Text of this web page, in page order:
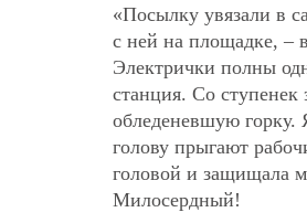
«Посылку увязали в
с ней на площадке, –
Электрички полны
станция. Со ступенек
обледеневшую горку.
голову прыгают
головой и защищала
Милосердный!